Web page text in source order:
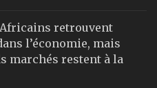
retrouvent
l’économie, mais
marchés restent à la